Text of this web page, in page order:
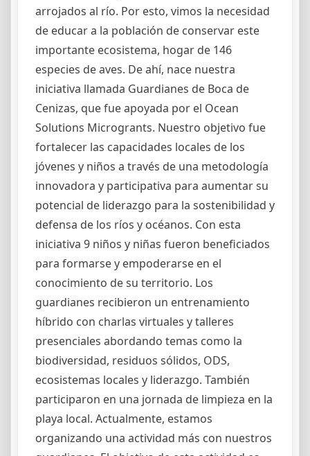
arrojados al río. Por esto, vimos la necesidad
de educar a la población de conservar este
importante ecosistema, hogar de 146
especies de aves. De ahí, nace nuestra
iniciativa llamada Guardianes de Boca de
Cenizas, que fue apoyada por el Ocean
Solutions Microgrants. Nuestro objetivo fue
fortalecer las capacidades locales de los
jóvenes y niños a través de una metodología
innovadora y participativa para aumentar su
potencial de liderazgo para la sostenibilidad y
defensa de los ríos y océanos. Con esta
iniciativa 9 niños y niñas fueron beneficiados
para formarse y empoderarse en el
conocimiento de su territorio. Los
guardianes recibieron un entrenamiento
híbrido con charlas virtuales y talleres
presenciales abordando temas como la
biodiversidad, residuos sólidos, ODS,
ecosistemas locales y liderazgo. También
participaron en una jornada de limpieza en la
playa local. Actualmente, estamos
organizando una actividad más con nuestros